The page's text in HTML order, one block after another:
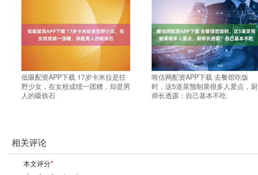
低吸配资APP下载 17岁卡米拉是狂
野少女，在女校成绩一团糟，却是男
人的吸铁石
唯信网配资APP下载 去餐馆吃饭
时，这5道菜预制菜很多人爱点，厨
师长透露：自己基本不吃
相关评论
本文评分*